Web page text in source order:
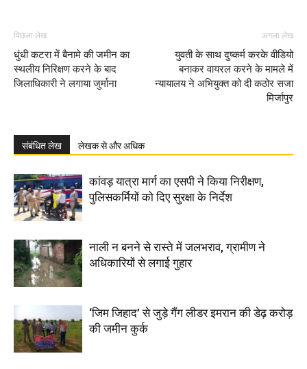
पिछला लेख
धुंधी कटरा में बैनामे की जमीन का
स्थलीय निरिक्षण करने के बाद
जिलाधिकारी ने लगाया जुर्माना
अगला लेख
युवती के साथ दुष्कर्म करके वीडियो
बनाकर वायरल करने के मामले में
न्यायालय ने अभियुक्त को दी कठोर सजा
मिर्जापुर
संबंधित लेख लेखक से और अधिक
कांवड़ यात्रा मार्ग का एसपी ने किया निरीक्षण,
पुलिसकर्मियों को दिए सुरक्षा के निर्देश
नाली न बनने से रास्ते में जलभराव, ग्रामीण ने
अधिकारियों से लगाई गुहार
‘जिम जिहाद’ से जुड़े गैंग लीडर इमरान की डेढ़ करोड़
की जमीन कुर्क